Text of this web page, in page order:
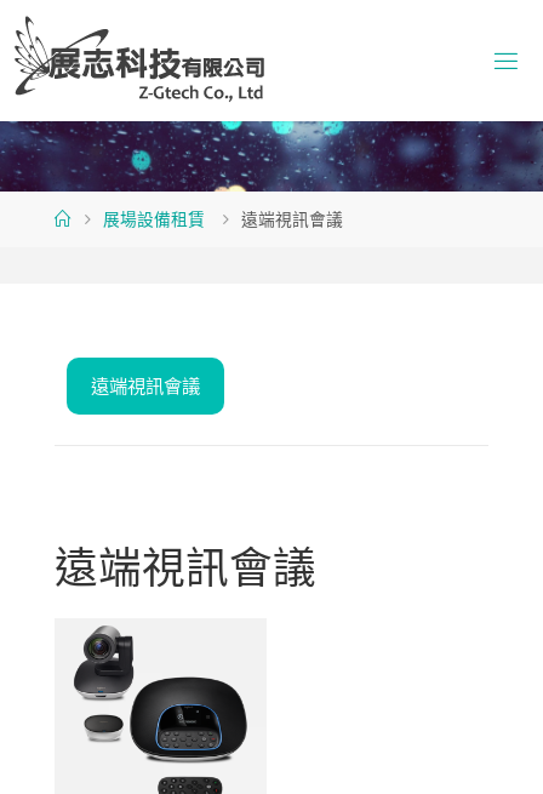
Skip
content
Home展場設備租賃 遠端視訊會議
遠端視訊會議
遠端視訊會議